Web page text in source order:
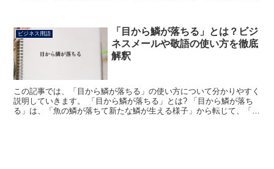
ビジネス用語
「目から鱗が落ちる」とは？ビジ
ネスメールや敬語の使い方を徹底
解釈
この記事では、「目から鱗が落ちる」の使い方について分かりやすく
説明していきます。 「目から鱗が落ちる」とは? 「目から鱗が落ち
る」は、「魚の鱗が落ちて新たな鱗が生える様子」から転じて、「新